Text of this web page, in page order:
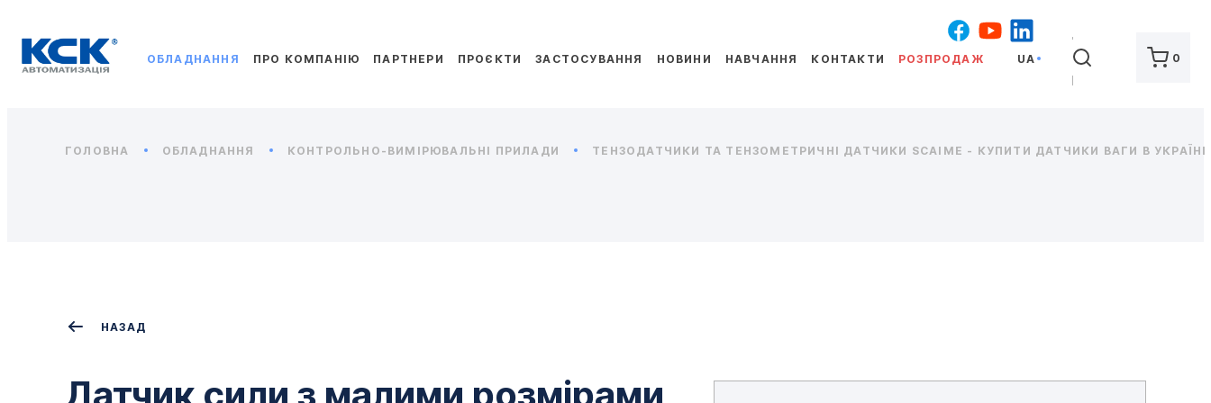
ОБЛАДНАННЯ ПРО КОМПАНІЮ ПАРТНЕРИ ПРОЄКТИ ЗАСТОСУВАННЯ НОВИНИ НАВЧАННЯ КОНТАКТИ РОЗПРОДАЖ UA ШУКАТИ 0
ГОЛОВНА ОБЛАДНАННЯ КОНТРОЛЬНО-ВИМІРЮВАЛЬНІ ПРИЛАДИ ТЕНЗОДАТЧИКИ ТА ТЕНЗОМЕТРИЧНІ ДАТЧИКИ SCAIME - КУПИТИ ДАТЧИКИ ВАГИ В
НАЗАД
Датчик сили з малими розмірами